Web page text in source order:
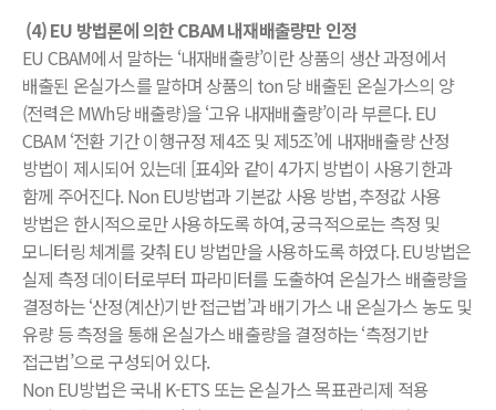
(4) EU 방법론에 의한 CBAM 내재배출량만 인정
EU CBAM에서 말하는 ‘내재배출량’이란 상품의 생산 과정에서
배출된 온실가스를 말하며 상품의 ton 당 배출된 온실가스의 양
(전력은 MWh당 배출량)을 ‘고유 내재배출량’이라 부른다. EU
CBAM ‘전환 기간 이행규정 제4조 및 제5조’에 내재배출량 산정
방법이 제시되어 있는데 [표4]와 같이 4가지 방법이 사용기한과
함께 주어진다. Non EU방법과 기본값 사용 방법, 추정값 사용
방법은 한시적으로만 사용하도록 하여, 궁극적으로는 측정 및
모니터링 체계를 갖춰 EU 방법만을 사용하도록 하였다. EU방법은
실제 측정 데이터로부터 파라미터를 도출하여 온실가스 배출량을
결정하는 ‘산정(계산)기반 접근법’과 배기가스 내 온실가스 농도 및
유량 등 측정을 통해 온실가스 배출량을 결정하는 ‘측정기반
접근법’으로 구성되어 있다.
Non EU방법은 국내 K-ETS 또는 온실가스 목표관리제 적용